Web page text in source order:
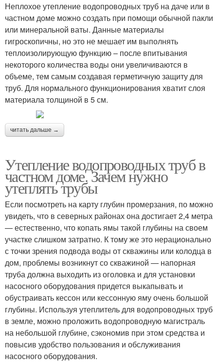
Неплохое утепление водопроводных труб на даче или в
частном доме можно создать при помощи обычной пакли
или минеральной ваты. Данные материалы
гигроскопичны, но это не мешает им выполнять
теплоизолирующую функцию – после впитывания
некоторого количества воды они увеличиваются в
объеме, тем самым создавая герметичную защиту для
труб. Для нормального функционирования хватит слоя
материала толщиной в 5 см.
читать дальше →
Утепление водопроводных труб в
частном доме. Зачем нужно
утеплять трубы
Если посмотреть на карту глубин промерзания, по можно
увидеть, что в северных районах она достигает 2,4 метра
— естественно, что копать ямы такой глубины на своем
участке слишком затратно. К тому же это нерационально
с точки зрения подвода воды от скважины или колодца в
дом, проблемы возникнут со скважиной — напорная
труба должна выходить из оголовка и для установки
насосного оборудования придется выкапывать и
обустраивать кессон или кессонную яму очень большой
глубины. Используя утеплитель для водопроводных труб
в земле, можно проложить водопроводную магистраль
на небольшой глубине, сэкономив при этом средства и
повысив удобство пользования и обслуживания
насосного оборудования.